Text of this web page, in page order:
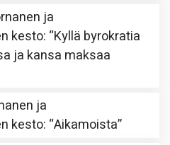
ja
kesto: “Kyllä byrokratia
ja kansa maksaa
ja
kesto: “Aikamoista”